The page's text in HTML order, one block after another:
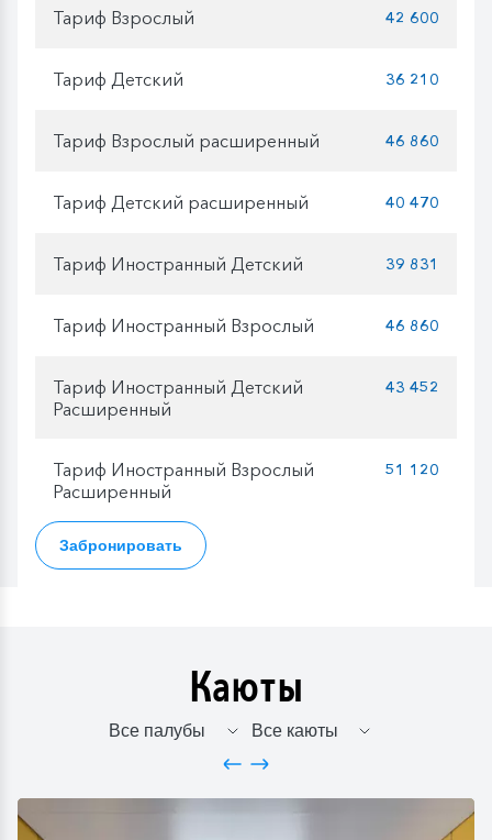
Тариф Взрослый 42 600
Тариф Детский 36 210
Тариф Взрослый расширенный 46 860
Тариф Детский расширенный 40 470
Тариф Иностранный Детский 39 831
Тариф Иностранный Взрослый 46 860
Тариф Иностранный Детский
Расширенный
43 452
Тариф Иностранный Взрослый
Расширенный
51 120
Забронировать
Каюты